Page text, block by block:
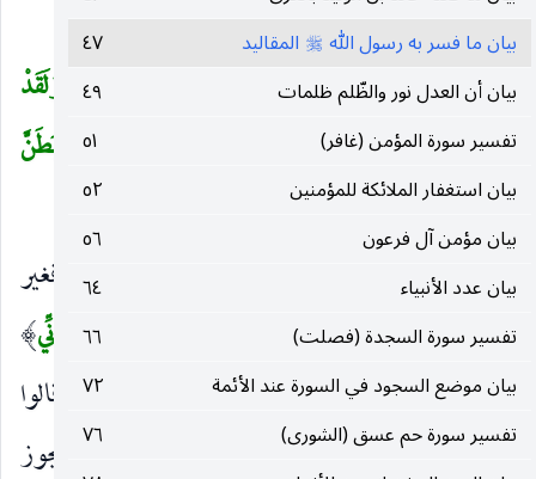
بيان ما فسر به رسول الله صلى‌الله‌عليه‌وسلم المقاليد
٤٧
بيان أن العدل نور والظّلم ظلمات
٤٩
تفسير سورة المؤمن (غافر)
٥١
بيان استغفار الملائكة للمؤمنين
٥٢
بيان مؤمن آل فرعون
٥٦
بيان عدد الأنبياء
٦٤
تفسير سورة السجدة (فصلت)
٦٦
بيان موضع السجود في السورة عند الأئمة
٧٢
تفسير سورة حم عسق (الشورى)
٧٦
ذو حظ من الرحمة والثواب.
(قُلْ أَفَغَيْرَ اللهِ تَأْمُرُونِّي أَعْبُدُ أَيُّهَا الْجاهِلُونَ
وَلَقَدْ
أُوحِيَ إِلَيْكَ وَإِلَى الَّذِينَ مِنْ قَبْلِكَ لَئِنْ أَشْرَكْتَ لَيَحْبَطَنَّ
عَمَلُكَ وَلَتَكُونَنَّ مِنَ الْخاسِرِينَ
قُلْ أَفَغَيْرَ اللهِ تَأْمُرُونِّي أَعْبُدُ أَيُّهَا الْجاهِلُونَ
أي أفغير
الله أعبد بعد هذه الدلائل والمواعيد ، و
تَأْمُرُونِّي)
اعتراض للدلالة على أنهم أمروه به عقيب ذلك وقالوا
استلم بعض آلهتنا ونؤمن بإلهك لفرط غباوتهم ، ويجوز